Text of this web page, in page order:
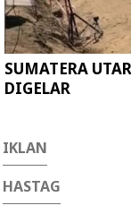
SUMATERA
DIGELAR
IKLAN
HASTAG